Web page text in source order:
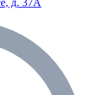
д. 37А